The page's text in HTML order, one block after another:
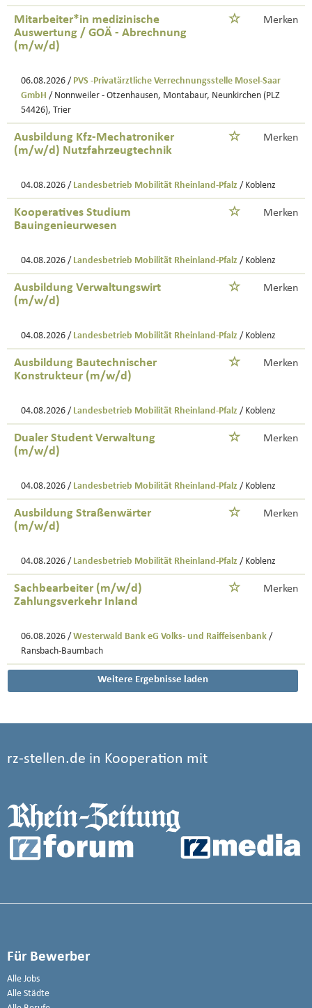
Mitarbeiter*in medizinische
Auswertung / GOÄ - Abrechnung
(m/w/d)
Merken
06.08.2026 / PVS -Privatärztliche Verrechnungsstelle Mosel-Saar
GmbH / Nonnweiler - Otzenhausen, Montabaur, Neunkirchen (PLZ
54426), Trier
Ausbildung Kfz-Mechatroniker
(m/w/d) Nutzfahrzeugtechnik
Merken
04.08.2026 / Landesbetrieb Mobilität Rheinland-Pfalz / Koblenz
Kooperatives Studium
Bauingenieurwesen
Merken
04.08.2026 / Landesbetrieb Mobilität Rheinland-Pfalz / Koblenz
Ausbildung Verwaltungswirt
(m/w/d)
Merken
04.08.2026 / Landesbetrieb Mobilität Rheinland-Pfalz / Koblenz
Ausbildung Bautechnischer
Konstrukteur (m/w/d)
Merken
04.08.2026 / Landesbetrieb Mobilität Rheinland-Pfalz / Koblenz
Dualer Student Verwaltung
(m/w/d)
Merken
04.08.2026 / Landesbetrieb Mobilität Rheinland-Pfalz / Koblenz
Ausbildung Straßenwärter
(m/w/d)
Merken
04.08.2026 / Landesbetrieb Mobilität Rheinland-Pfalz / Koblenz
Sachbearbeiter (m/w/d)
Zahlungsverkehr Inland
Merken
06.08.2026 / Westerwald Bank eG Volks- und Raiffeisenbank /
Ransbach-Baumbach
Weitere Ergebnisse laden
rz-stellen.de in Kooperation mit
Für Bewerber
Alle Jobs
Alle Städte